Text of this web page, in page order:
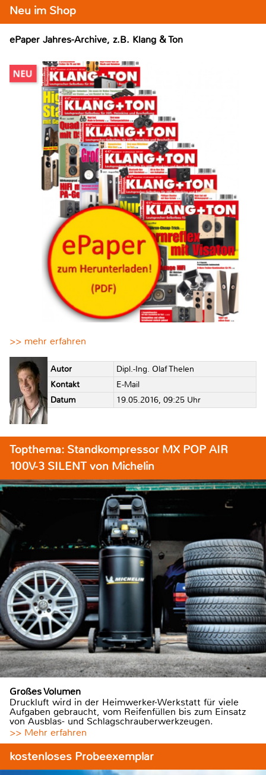
Neu im Shop
ePaper Jahres-Archive, z.B. Klang & Ton
>> mehr erfahren
Autor
Dipl.-Ing. Olaf Thelen
Kontakt
E-Mail
Datum
19.05.2016, 09:25 Uhr
Topthema: Standkompressor MX POP AIR
100V-3 SILENT von Michelin
Großes Volumen
Druckluft wird in der Heimwerker-Werkstatt für viele
Aufgaben gebraucht, vom Reifenfüllen bis zum Einsatz
von Ausblas- und Schlagschrauberwerkzeugen.
>> Mehr erfahren
kostenloses Probeexemplar